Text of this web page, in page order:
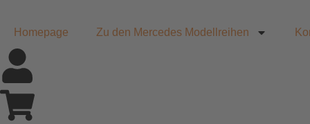
Homepage Zu den Mercedes Modellreihen